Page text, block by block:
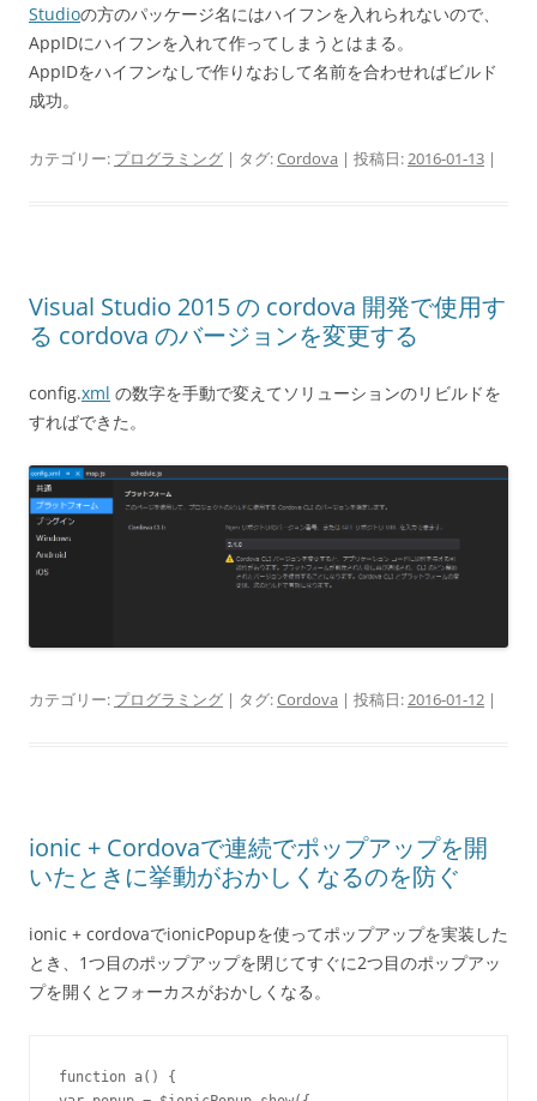
Studioの方のパッケージ名にはハイフンを入れられないので、
AppIDにハイフンを入れて作ってしまうとはまる。
AppIDをハイフンなしで作りなおして名前を合わせればビルド
成功。
カテゴリー: プログラミング | タグ:Cordova | 投稿日:2016-01-13 |
Visual Studio 2015 の cordova 開発で使用す
る cordova のバージョンを変更する
config.xml の数字を手動で変えてソリューションのリビルドを
すればできた。
カテゴリー: プログラミング | タグ:Cordova | 投稿日:2016-01-12 |
ionic + Cordovaで連続でポップアップを開
いたときに挙動がおかしくなるのを防ぐ
ionic + cordovaでionicPopupを使ってポップアップを実装した
とき、1つ目のポップアップを閉じてすぐに2つ目のポップアッ
プを開くとフォーカスがおかしくなる。
function a() {